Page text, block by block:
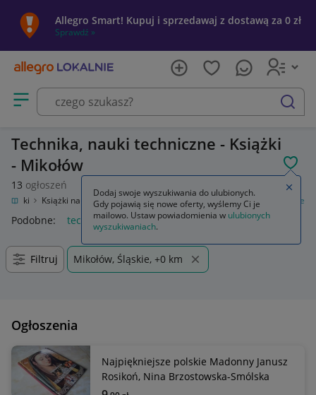
Allegro Smart! Kupuj i sprzedawaj z dostawą za 0 zł
Sprawdź »
Otwórz menu z kategoriami
szukaj
Technika, nauki techniczne - Książki
- Mikołów
13 ogłoszeń
Książki Książki naukowe i popularnonaukowe Technika, nauki techniczne
Podobne: technika nauki techniczne
Filtruj Mikołów, Śląskie, +0 km
Ogłoszenia
Najpiękniejsze polskie Madonny Janusz
Rosikoń, Nina Brzostowska-Smólska
Dodaj swoje wyszukiwania do ulubionych.
Gdy pojawią się nowe oferty, wyślemy Ci je
mailowo. Ustaw powiadomienia w ulubionych
wyszukiwaniach.